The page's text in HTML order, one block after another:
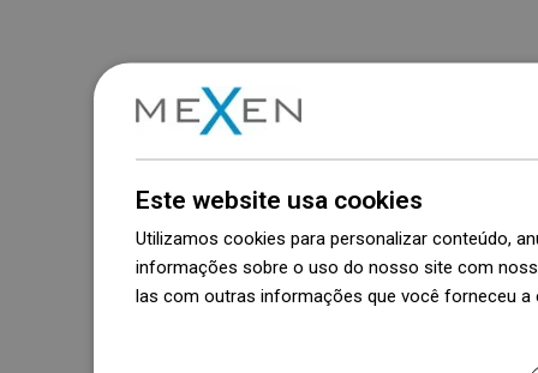
Este website usa cookies
Utilizamos cookies para personalizar conteúdo,
informações sobre o uso do nosso site com
las com outras informações que você forneceu